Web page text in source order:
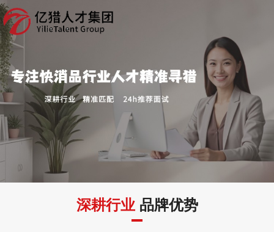
深耕行业品牌优势